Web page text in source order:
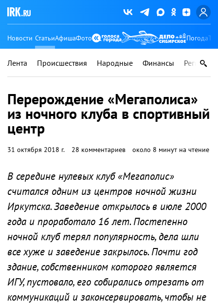
Новости СтатьиАфишаФото Погода
Лента Происшествия Народные Финансы Регионы
Перерождение «Мегаполиса»
из ночного клуба в спортивный
центр
31 октября 2018 г. 28 комментариев около 8 минут на чтение
В середине нулевых клуб «Мегаполис»
считался одним из центров ночной жизни
Иркутска. Заведение открылось в июле 2000
года и проработало 16 лет. Постепенно
ночной клуб терял популярность, дела шли
все хуже и заведение закрылось. Почти год
здание, собственником которого является
ИГУ, пустовало, его собирались отрезать от
коммуникаций и законсервировать, чтобы не